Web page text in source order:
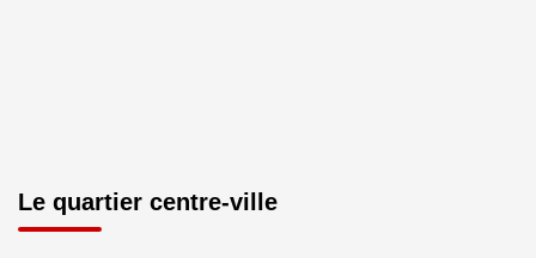
Le quartier centre-ville